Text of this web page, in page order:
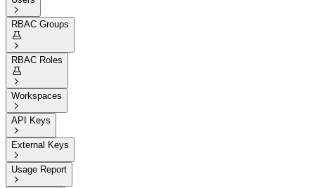

RBAC Groups


RBAC Roles


Workspaces

API Keys

External Keys

Usage Report
